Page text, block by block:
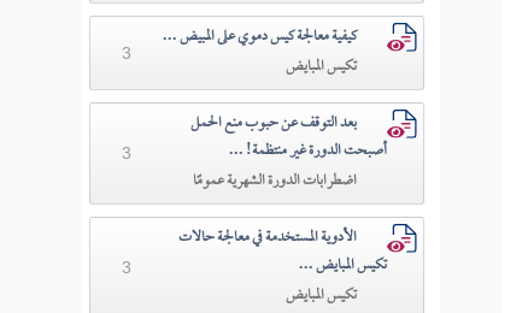
كيفية معالجة كيس دموي على المبيض ...
تكيس المبايض
3
بعد التوقف عن حبوب منع الحمل
أصبحت الدورة غير منتظمة! ...
اضطرابات الدورة الشهرية عمومًا
3
الأدوية المستخدمة في معالجة حالات
تكيس المبايض ...
تكيس المبايض
3